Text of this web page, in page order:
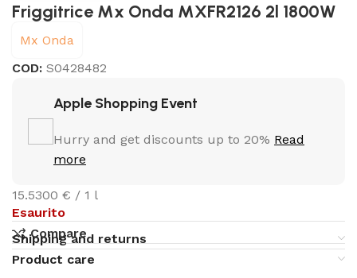
Friggitrice Mx Onda MXFR2126 2l 1800W
Mx Onda
COD:S0428482
Apple Shopping Event
Hurry and get discounts up to 20% Read
more
15.5300 € / 1 l
Esaurito
Compare
Shipping and returns
Product care